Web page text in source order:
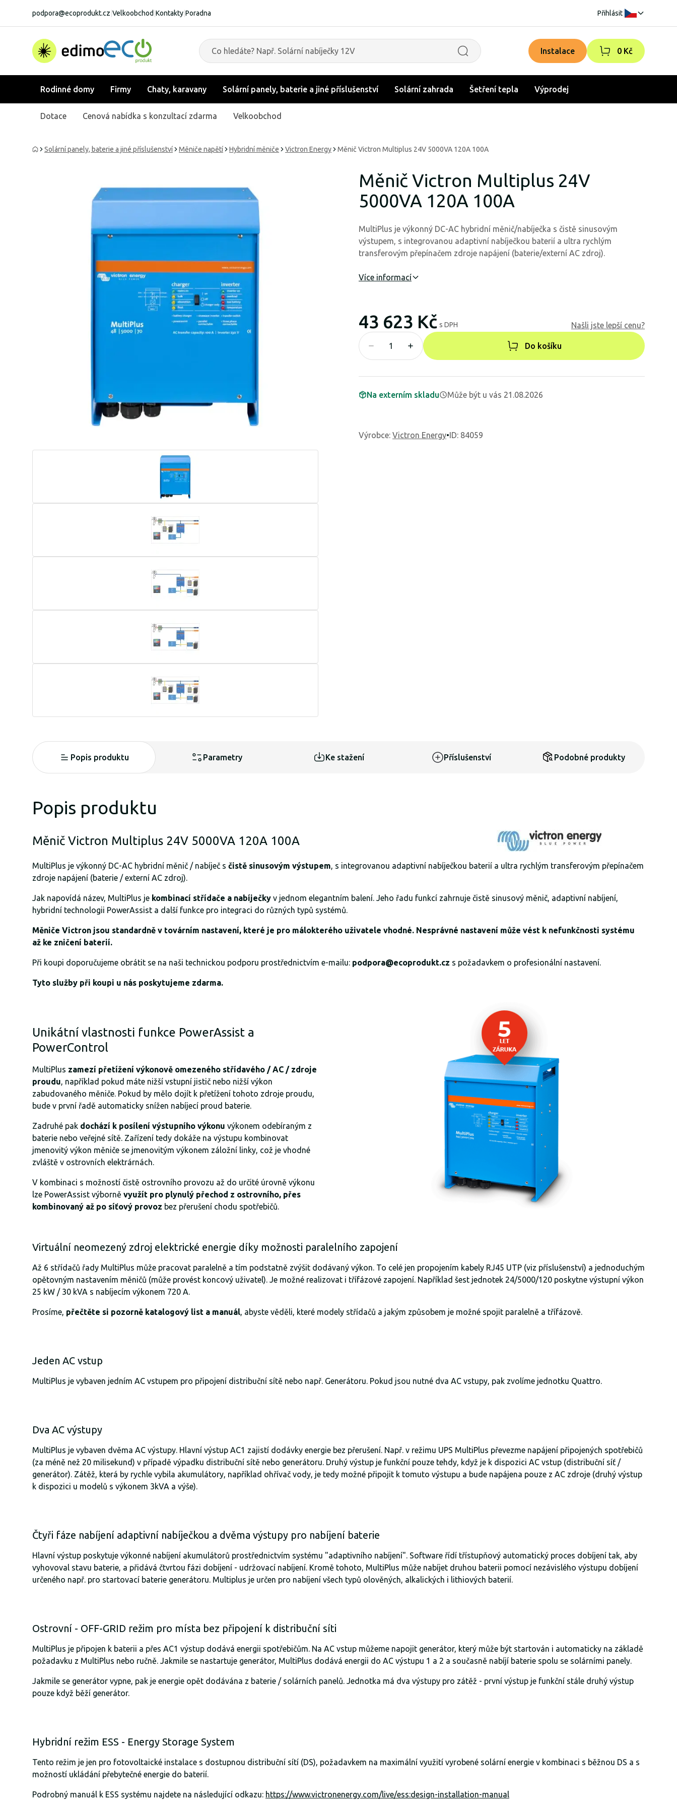
podpora@ecoprodukt.cz Velkoobchod Kontakty Poradna Přihlásit
Instalace 0 Kč
Rodinné domy Firmy Chaty, karavany Solární panely, baterie a jiné příslušenství Solární zahrada Šetření tepla Výprodej
Dotace Cenová nabídka s konzultací zdarma Velkoobchod
Solární panely, baterie a jiné příslušenství Měniče napětí Hybridní měniče Victron Energy Měnič Victron Multiplus 24V 5000VA 120A 100A
Měnič Victron Multiplus 24V
5000VA 120A 100A
MultiPlus je výkonný DC-AC hybridní měnič/nabíječka s čistě sinusovým
výstupem, s integrovanou adaptivní nabíječkou baterií a ultra rychlým
transferovým přepínačem zdroje napájení (baterie/externí AC zdroj).
Více informací
43 623 Kč s DPH Našli jste lepší cenu?
Do košíku
Na externím skladu Může být u vás 21.08.2026
Výrobce: Victron Energy•ID: 84059
Popis produktu Parametry Ke stažení Příslušenství Podobné produkty
Popis produktu
Měnič Victron Multiplus 24V 5000VA 120A 100A
MultiPlus je výkonný DC-AC hybridní měnič / nabíječ s čistě sinusovým výstupem, s integrovanou adaptivní nabíječkou baterií a ultra rychlým transferovým přepínačem
zdroje napájení (baterie / externí AC zdroj).
Jak napovídá název, MultiPlus je kombinací střídače a nabíječky v jednom elegantním balení. Jeho řadu funkcí zahrnuje čistě sinusový měnič, adaptivní nabíjení,
hybridní technologii PowerAssist a další funkce pro integraci do různých typů systémů.
Měniče Victron jsou standardně v továrním nastavení, které je pro málokterého uživatele vhodné. Nesprávné nastavení může vést k nefunkčnosti systému
až ke zničení baterií.
Při koupi doporučujeme obrátit se na naši technickou podporu prostřednictvím e-mailu: podpora@ecoprodukt.cz s požadavkem o profesionální nastavení.
Tyto služby při koupi u nás poskytujeme zdarma.
Unikátní vlastnosti funkce PowerAssist a
PowerControl
MultiPlus zamezí přetížení výkonově omezeného střídavého / AC / zdroje
proudu, například pokud máte nižší vstupní jistič nebo nižší výkon
zabudovaného měniče. Pokud by mělo dojít k přetížení tohoto zdroje proudu,
bude v první řadě automaticky snížen nabíjecí proud baterie.
Zadruhé pak dochází k posílení výstupního výkonu výkonem odebíraným z
baterie nebo veřejné sítě. Zařízení tedy dokáže na výstupu kombinovat
jmenovitý výkon měniče se jmenovitým výkonem záložní linky, což je vhodné
zvláště v ostrovních elektrárnách.
V kombinaci s možností čistě ostrovního provozu až do určité úrovně výkonu
lze PowerAssist výborně využít pro plynulý přechod z ostrovního, přes
kombinovaný až po síťový provoz bez přerušení chodu spotřebičů.
Virtuální neomezený zdroj elektrické energie díky možnosti paralelního zapojení
Až 6 střídačů řady MultiPlus může pracovat paralelně a tím podstatně zvýšit dodávaný výkon. To celé jen propojením kabely RJ45 UTP (viz příslušenství) a jednoduchým
opětovným nastavením měničů (může provést koncový uživatel). Je možné realizovat i třífázové zapojení. Například šest jednotek 24/5000/120 poskytne výstupní výkon
25 kW / 30 kVA s nabíjecím výkonem 720 A.
Prosíme, přečtěte si pozorně katalogový list a manuál, abyste věděli, které modely střídačů a jakým způsobem je možné spojit paralelně a třífázově.
Jeden AC vstup
MultiPlus je vybaven jedním AC vstupem pro připojení distribuční sítě nebo např. Generátoru. Pokud jsou nutné dva AC vstupy, pak zvolíme jednotku Quattro.
Dva AC výstupy
MultiPlus je vybaven dvěma AC výstupy. Hlavní výstup AC1 zajistí dodávky energie bez přerušení. Např. v režimu UPS MultiPlus převezme napájení připojených spotřebičů
(za méně než 20 milisekund) v případě výpadku distribuční sítě nebo generátoru. Druhý výstup je funkční pouze tehdy, když je k dispozici AC vstup (distribuční síť /
generátor). Zátěž, která by rychle vybila akumulátory, například ohřívač vody, je tedy možné připojit k tomuto výstupu a bude napájena pouze z AC zdroje (druhý výstup
k dispozici u modelů s výkonem 3kVA a výše).
Čtyři fáze nabíjení adaptivní nabíječkou a dvěma výstupy pro nabíjení baterie
Hlavní výstup poskytuje výkonné nabíjení akumulátorů prostřednictvím systému "adaptivního nabíjení". Software řídí třístupňový automatický proces dobíjení tak, aby
vyhovoval stavu baterie, a přidává čtvrtou fázi dobíjení - udržovací nabíjení. Kromě tohoto, MultiPlus může nabíjet druhou baterii pomocí nezávislého výstupu dobíjení
určeného např. pro startovací baterie generátoru. Multiplus je určen pro nabíjení všech typů olověných, alkalických i lithiových baterií.
Ostrovní - OFF-GRID režim pro místa bez připojení k distribuční síti
MultiPlus je připojen k baterii a přes AC1 výstup dodává energii spotřebičům. Na AC vstup můžeme napojit generátor, který může být startován i automaticky na základě
požadavku z MultiPlus nebo ručně. Jakmile se nastartuje generátor, MultiPlus dodává energii do AC výstupu 1 a 2 a současně nabíjí baterie spolu se solárními panely.
Jakmile se generátor vypne, pak je energie opět dodávána z baterie / solárních panelů. Jednotka má dva výstupy pro zátěž - první výstup je funkční stále druhý výstup
pouze když běží generátor.
Hybridní režim ESS - Energy Storage System
Tento režim je jen pro fotovoltaické instalace s dostupnou distribuční sítí (DS), požadavkem na maximální využití vyrobené solární energie v kombinaci s běžnou DS a s
možností ukládání přebytečné energie do baterií.
Podrobný manuál k ESS systému najdete na následující odkazu: https://www.victronenergy.com/live/ess:design-installation-manual